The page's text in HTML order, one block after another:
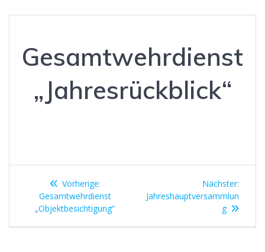
Gesamtwehrdienst
„Jahresrückblick“
Beitragsnavigation
Vorherige:Vorheriger
Beitrag:
Gesamtwehrdienst
„Objektbesichtigung“
Nächster:
Jahreshauptversammlun
g